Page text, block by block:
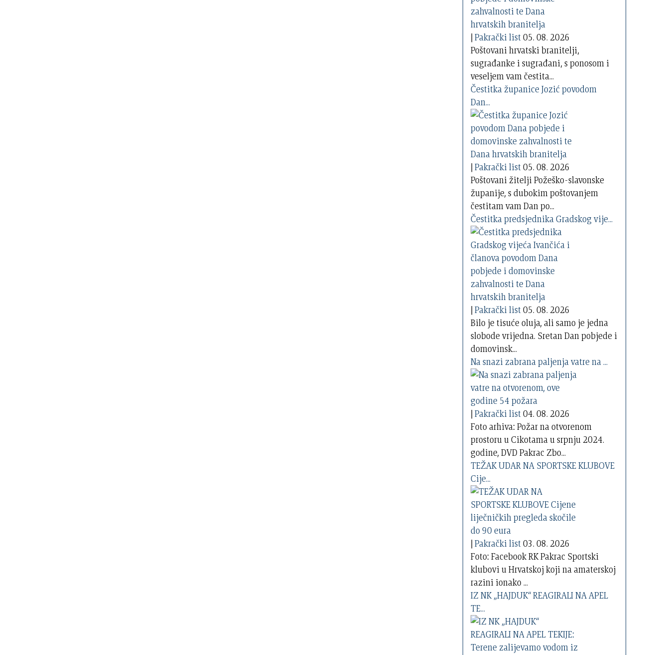
|Pakrački list05. 08. 2026
Poštovani hrvatski branitelji,
sugrađanke i sugrađani, s ponosom i
veseljem vam čestita...
Čestitka županice Jozić povodom
Dan...
|Pakrački list05. 08. 2026
Poštovani žitelji Požeško-slavonske
županije, s dubokim poštovanjem
čestitam vam Dan po...
Čestitka predsjednika Gradskog vije...
|Pakrački list05. 08. 2026
Bilo je tisuće oluja, ali samo je jedna
slobode vrijedna. Sretan Dan pobjede i
domovinsk...
Na snazi zabrana paljenja vatre na ...
|Pakrački list04. 08. 2026
Foto arhiva: Požar na otvorenom
prostoru u Cikotama u srpnju 2024.
godine, DVD Pakrac Zbo...
TEŽAK UDAR NA SPORTSKE KLUBOVE
Cije...
|Pakrački list03. 08. 2026
Foto: Facebook RK Pakrac Sportski
klubovi u Hrvatskoj koji na amaterskoj
razini ionako ...
IZ NK „HAJDUK“ REAGIRALI NA APEL
TE...